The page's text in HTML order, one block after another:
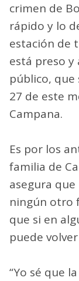
crimen de
rápido y lo
estación de
está preso y
público, que
27 de este
Campana.
Es por los
familia de
asegura
ningún otro
que si en
puede
“Yo sé que